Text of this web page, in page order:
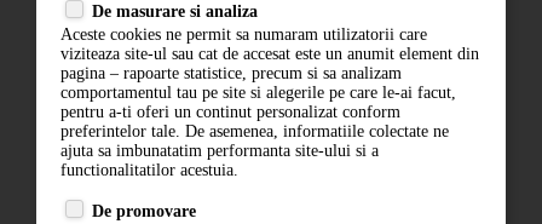
Politica de confidentialitate
ANPC
De masurare si analiza
Aceste cookies ne permit sa numaram utilizatorii care
viziteaza site-ul sau cat de accesat este un anumit element din
pagina – rapoarte statistice, precum si sa analizam
comportamentul tau pe site si alegerile pe care le-ai facut,
pentru a-ti oferi un continut personalizat conform
preferintelor tale. De asemenea, informatiile colectate ne
ajuta sa imbunatatim performanta site-ului si a
functionalitatilor acestuia.
De promovare